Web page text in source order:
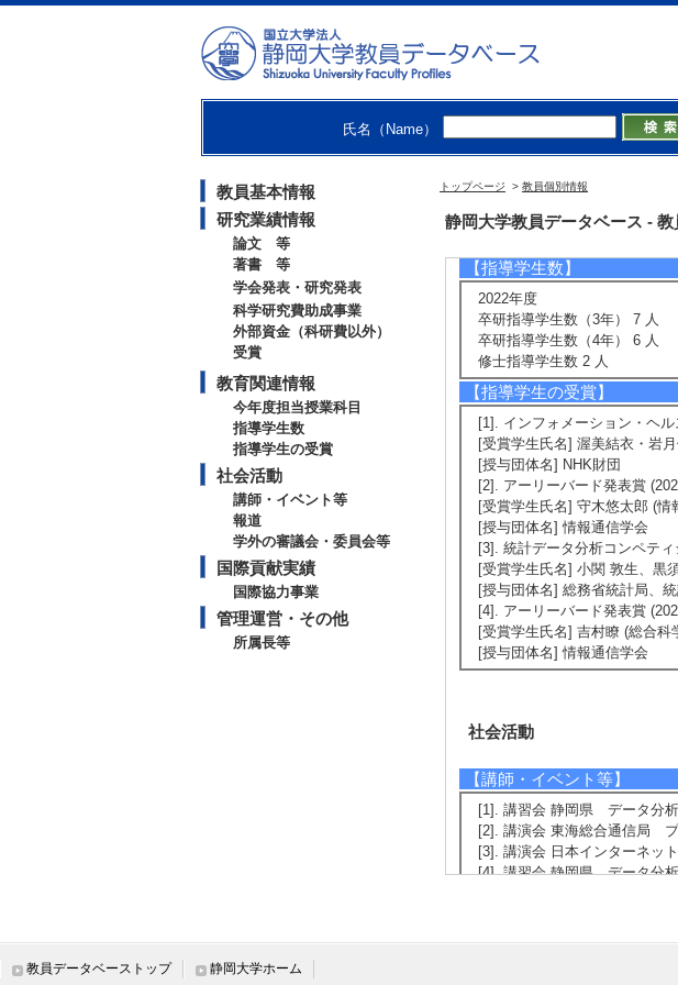
氏名（Name）
教員基本情報
研究業績情報
論文 等
著書 等
学会発表・研究発表
科学研究費助成事業
外部資金（科研費以外）
受賞
教育関連情報
今年度担当授業科目
指導学生数
指導学生の受賞
社会活動
講師・イベント等
報道
学外の審議会・委員会等
国際貢献実績
国際協力事業
管理運営・その他
所属長等
トップページ > 教員個別情報
静岡大学教員データベース -
[備考] 副担当
[3]. 学部専門科目 ICT経済論
[4]. 大学院科目(修士） システ
[5]. 学部専門科目 システム・
[備考] 副担当
【指導学生数】
2022年度
卒研指導学生数（3年） 7 人
卒研指導学生数（4年） 6 人
修士指導学生数 2 人
【指導学生の受賞】
[1]. インフォメーション・ヘ
[受賞学生氏名] 渥美結衣・岩
[授与団体名] NHK財団
[2]. アーリーバード発表賞
[受賞学生氏名] 守木悠太郎 (情
[授与団体名] 情報通信学会
[3]. 統計データ分析コンペテ
[受賞学生氏名] 小関 敦生、黒
[授与団体名] 総務省統計局、
[4]. アーリーバード発表賞
[受賞学生氏名] 吉村瞭 (総合科
[授与団体名] 情報通信学会
社会活動
【講師・イベント等】
[1]. 講習会 静岡県 データ分
[2]. 講演会 東海総合通信局
[3]. 講演会 日本インターネッ
[4]. 講習会 静岡県 データ分
教員データベーストップ 静岡大学ホーム